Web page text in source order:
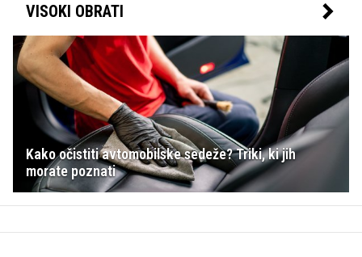
VISOKI OBRATI
Kako očistiti avtomobilske sedeže? Triki, ki jih
morate poznati